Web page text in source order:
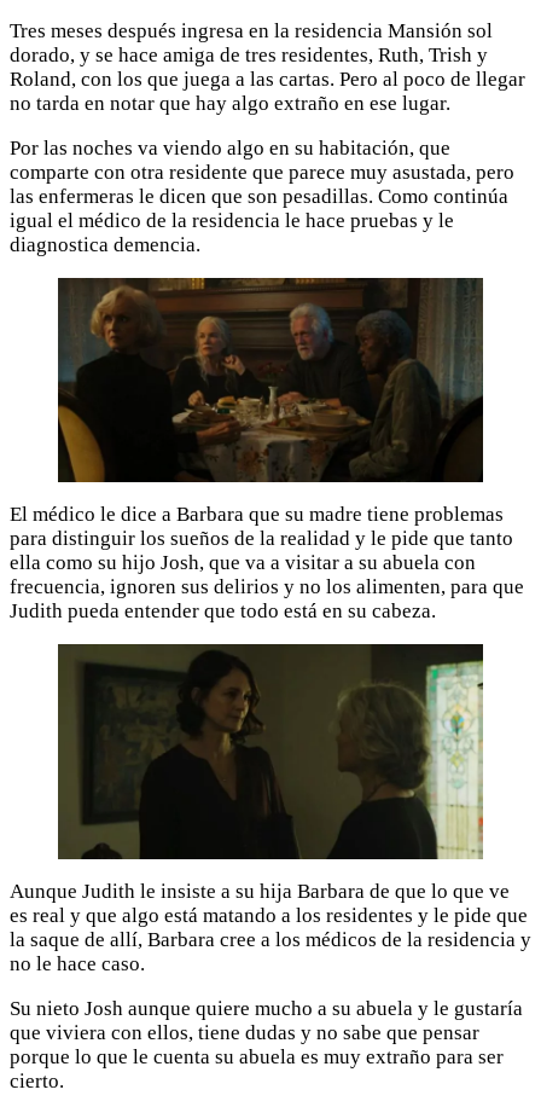
Tres meses después ingresa en la residencia Mansión sol
dorado, y se hace amiga de tres residentes, Ruth, Trish y
Roland, con los que juega a las cartas. Pero al poco de llegar
no tarda en notar que hay algo extraño en ese lugar.
Por las noches va viendo algo en su habitación, que
comparte con otra residente que parece muy asustada, pero
las enfermeras le dicen que son pesadillas. Como continúa
igual el médico de la residencia le hace pruebas y le
diagnostica demencia.
El médico le dice a Barbara que su madre tiene problemas
para distinguir los sueños de la realidad y le pide que tanto
ella como su hijo Josh, que va a visitar a su abuela con
frecuencia, ignoren sus delirios y no los alimenten, para que
Judith pueda entender que todo está en su cabeza.
Aunque Judith le insiste a su hija Barbara de que lo que ve
es real y que algo está matando a los residentes y le pide que
la saque de allí, Barbara cree a los médicos de la residencia y
no le hace caso.
Su nieto Josh aunque quiere mucho a su abuela y le gustaría
que viviera con ellos, tiene dudas y no sabe que pensar
porque lo que le cuenta su abuela es muy extraño para ser
cierto.